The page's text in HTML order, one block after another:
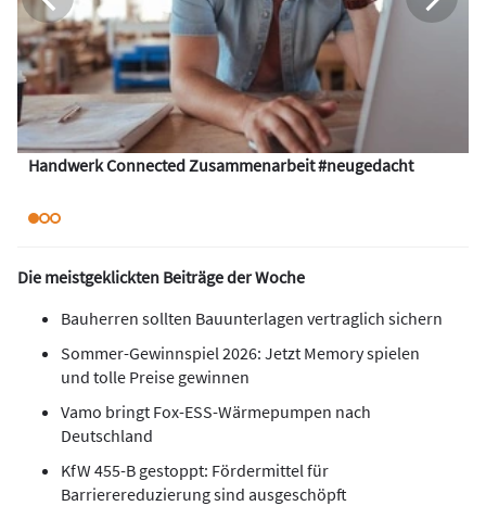
Handwerk Connected Zusammenarbeit #neugedacht
Die meistgeklickten Beiträge der Woche
Bauherren sollten Bauunterlagen vertraglich sichern
Sommer-Gewinnspiel 2026: Jetzt Memory spielen
und tolle Preise gewinnen
Vamo bringt Fox-ESS-Wärmepumpen nach
Deutschland
KfW 455-B gestoppt: Fördermittel für
Barrierereduzierung sind ausgeschöpft